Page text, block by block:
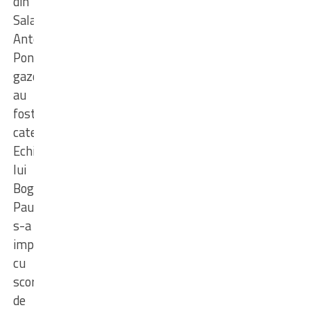
Sala
Anton
Poncracz
gazdele
au
fost
categoric
Echipa
lui
Bogdan
Paul
s-a
impus
cu
scorul
de